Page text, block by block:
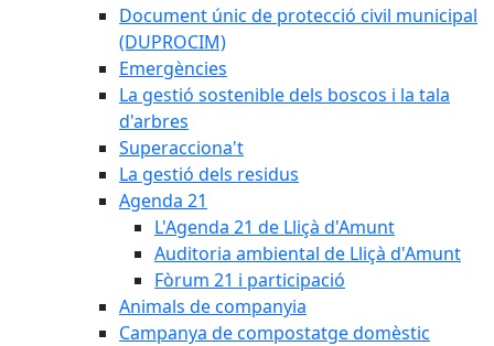
Document únic de protecció civil municipal
(DUPROCIM)
Emergències
La gestió sostenible dels boscos i la tala
d'arbres
Superacciona't
La gestió dels residus
Agenda 21
L'Agenda 21 de Lliçà d'Amunt
Auditoria ambiental de Lliçà d'Amunt
Fòrum 21 i participació
Animals de companyia
Campanya de compostatge domèstic